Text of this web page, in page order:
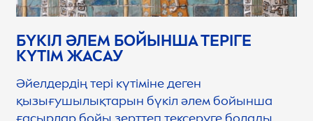
БҮКІЛ ӘЛЕМ БОЙЫНША ТЕРІГЕ
КҮТІМ ЖАСАУ
Әйелдердің тері күтіміне деген
қызығушылықтарын бүкіл әлем бойынша
ғасырлар бойы зерттеп тексеруге болады.